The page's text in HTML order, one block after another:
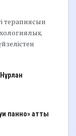
терапиясын
Нұрлан
панно» атты